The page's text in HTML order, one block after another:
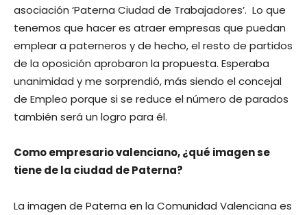
asociación ‘Paterna Ciudad de Trabajadores’. Lo que
tenemos que hacer es atraer empresas que puedan
emplear a paterneros y de hecho, el resto de partidos
de la oposición aprobaron la propuesta. Esperaba
unanimidad y me sorprendió, más siendo el concejal
de Empleo porque si se reduce el número de parados
también será un logro para él.
Como empresario valenciano, ¿qué imagen se
tiene de la ciudad de Paterna?
La imagen de Paterna en la Comunidad Valenciana es